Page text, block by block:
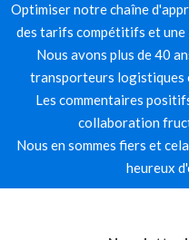
Optimiser notre chaîne
des tarifs compétitifs et
Nous avons plus de 40
transporteurs logistiques
Les commentaires
collaboration
Nous en sommes fiers et
heureux